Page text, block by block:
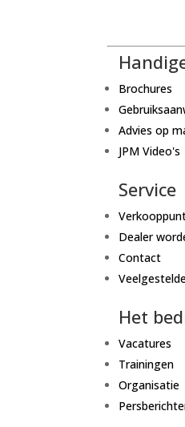
Brochures
Advies op
JPM Video's
Service
Dealer
Contact
Het
Vacatures
Trainingen
Organisatie